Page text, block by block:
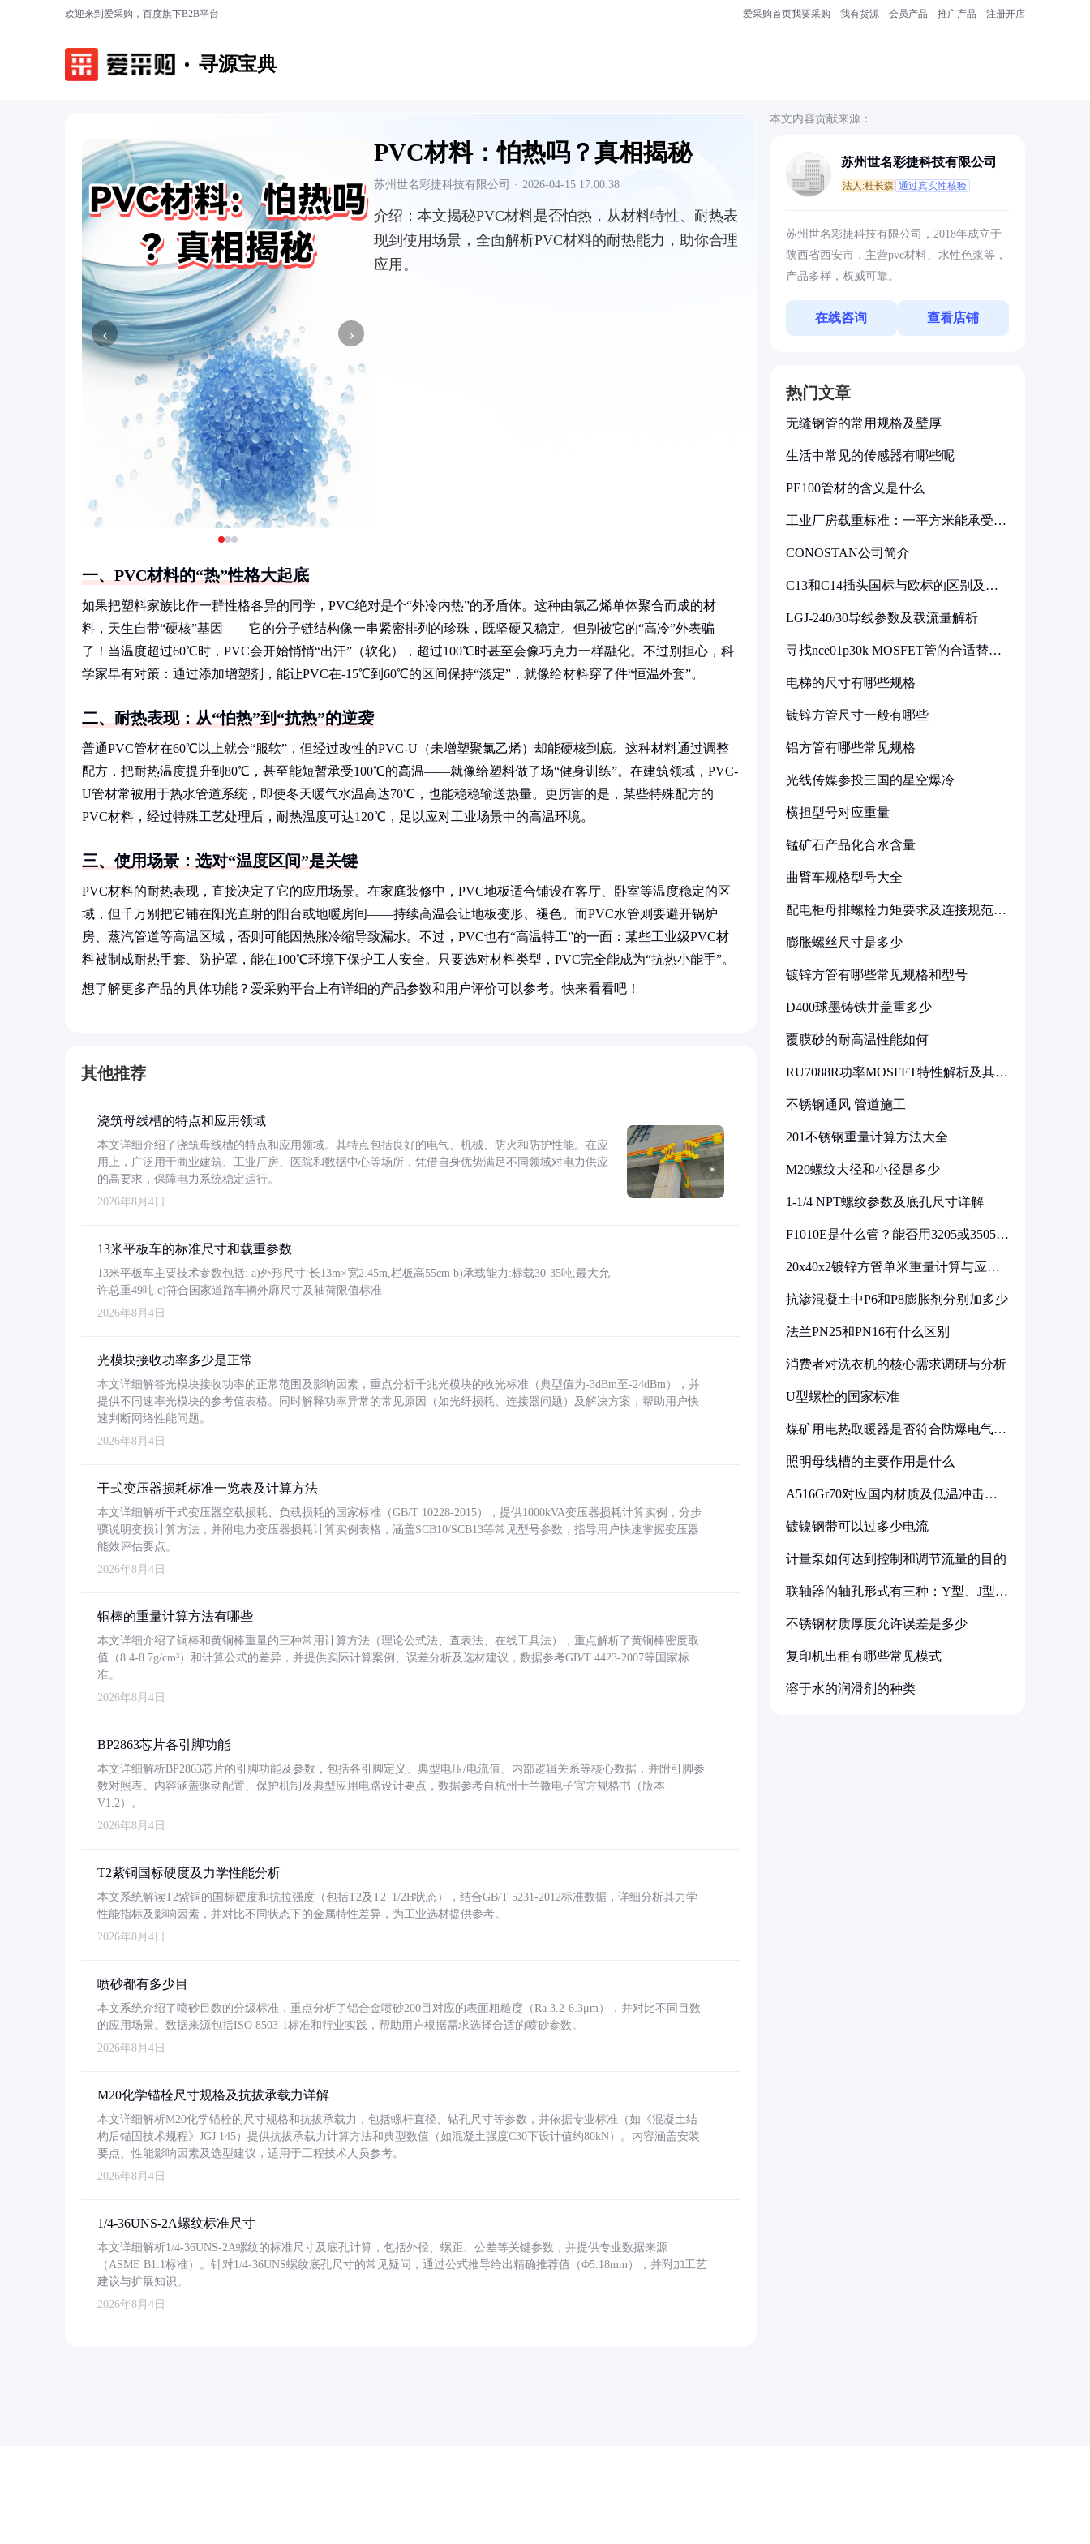
欢迎来到爱采购，百度旗下B2B平台 爱采购首页我要采购 我有货源 会员产品 推广产品 注册开店
寻源宝典
‹ ›
PVC材料：怕热吗？真相揭秘
苏州世名彩捷科技有限公司 · 2026-04-15 17:00:38
介绍： 本文揭秘PVC材料是否怕热，从材料特性、耐热表
现到使用场景，全面解析PVC材料的耐热能力，助你合理
应用。
一、PVC材料的“热”性格大起底
如果把塑料家族比作一群性格各异的同学，PVC绝对是个“外冷内热”的矛盾体。这种由氯乙烯单体聚合而成的材
料，天生自带“硬核”基因——它的分子链结构像一串紧密排列的珍珠，既坚硬又稳定。但别被它的“高冷”外表骗
了！当温度超过60℃时，PVC会开始悄悄“出汗”（软化），超过100℃时甚至会像巧克力一样融化。不过别担心，科
学家早有对策：通过添加增塑剂，能让PVC在-15℃到60℃的区间保持“淡定”，就像给材料穿了件“恒温外套”。
二、耐热表现：从“怕热”到“抗热”的逆袭
普通PVC管材在60℃以上就会“服软”，但经过改性的PVC-U（未增塑聚氯乙烯）却能硬核到底。这种材料通过调整
配方，把耐热温度提升到80℃，甚至能短暂承受100℃的高温——就像给塑料做了场“健身训练”。在建筑领域，PVC-
U管材常被用于热水管道系统，即使冬天暖气水温高达70℃，也能稳稳输送热量。更厉害的是，某些特殊配方的
PVC材料，经过特殊工艺处理后，耐热温度可达120℃，足以应对工业场景中的高温环境。
三、使用场景：选对“温度区间”是关键
PVC材料的耐热表现，直接决定了它的应用场景。在家庭装修中，PVC地板适合铺设在客厅、卧室等温度稳定的区
域，但千万别把它铺在阳光直射的阳台或地暖房间——持续高温会让地板变形、褪色。而PVC水管则要避开锅炉
房、蒸汽管道等高温区域，否则可能因热胀冷缩导致漏水。不过，PVC也有“高温特工”的一面：某些工业级PVC材
料被制成耐热手套、防护罩，能在100℃环境下保护工人安全。只要选对材料类型，PVC完全能成为“抗热小能手”。
想了解更多产品的具体功能？爱采购平台上有详细的产品参数和用户评价可以参考。快来看看吧！
其他推荐
浇筑母线槽的特点和应用领域
本文详细介绍了浇筑母线槽的特点和应用领域。其特点包括良好的电气、机械、防火和防护性能。在应
用上，广泛用于商业建筑、工业厂房、医院和数据中心等场所，凭借自身优势满足不同领域对电力供应
的高要求，保障电力系统稳定运行。
2026年8月4日
13米平板车的标准尺寸和载重参数
13米平板车主要技术参数包括: a)外形尺寸:长13m×宽2.45m,栏板高55cm b)承载能力:标载30-35吨,最大允
许总重49吨 c)符合国家道路车辆外廓尺寸及轴荷限值标准
2026年8月4日
光模块接收功率多少是正常
本文详细解答光模块接收功率的正常范围及影响因素，重点分析千兆光模块的收光标准（典型值为-3dBm至-24dBm），并
提供不同速率光模块的参考值表格。同时解释功率异常的常见原因（如光纤损耗、连接器问题）及解决方案，帮助用户快
速判断网络性能问题。
2026年8月4日
干式变压器损耗标准一览表及计算方法
本文详细解析干式变压器空载损耗、负载损耗的国家标准（GB/T 10228-2015），提供1000kVA变压器损耗计算实例，分步
骤说明变损计算方法，并附电力变压器损耗计算实例表格，涵盖SCB10/SCB13等常见型号参数，指导用户快速掌握变压器
能效评估要点。
2026年8月4日
铜棒的重量计算方法有哪些
本文详细介绍了铜棒和黄铜棒重量的三种常用计算方法（理论公式法、查表法、在线工具法），重点解析了黄铜棒密度取
值（8.4-8.7g/cm³）和计算公式的差异，并提供实际计算案例、误差分析及选材建议，数据参考GB/T 4423-2007等国家标
准。
2026年8月4日
BP2863芯片各引脚功能
本文详细解析BP2863芯片的引脚功能及参数，包括各引脚定义、典型电压/电流值、内部逻辑关系等核心数据，并附引脚参
数对照表。内容涵盖驱动配置、保护机制及典型应用电路设计要点，数据参考自杭州士兰微电子官方规格书（版本
V1.2）。
2026年8月4日
T2紫铜国标硬度及力学性能分析
本文系统解读T2紫铜的国标硬度和抗拉强度（包括T2及T2_1/2H状态），结合GB/T 5231-2012标准数据，详细分析其力学
性能指标及影响因素，并对比不同状态下的金属特性差异，为工业选材提供参考。
2026年8月4日
喷砂都有多少目
本文系统介绍了喷砂目数的分级标准，重点分析了铝合金喷砂200目对应的表面粗糙度（Ra 3.2-6.3μm），并对比不同目数
的应用场景。数据来源包括ISO 8503-1标准和行业实践，帮助用户根据需求选择合适的喷砂参数。
2026年8月4日
M20化学锚栓尺寸规格及抗拔承载力详解
本文详细解析M20化学锚栓的尺寸规格和抗拔承载力，包括螺杆直径、钻孔尺寸等参数，并依据专业标准（如《混凝土结
构后锚固技术规程》JGJ 145）提供抗拔承载力计算方法和典型数值（如混凝土强度C30下设计值约80kN）。内容涵盖安装
要点、性能影响因素及选型建议，适用于工程技术人员参考。
2026年8月4日
1/4-36UNS-2A螺纹标准尺寸
本文详细解析1/4-36UNS-2A螺纹的标准尺寸及底孔计算，包括外径、螺距、公差等关键参数，并提供专业数据来源
（ASME B1.1标准）。针对1/4-36UNS螺纹底孔尺寸的常见疑问，通过公式推导给出精确推荐值（Φ5.18mm），并附加工艺
建议与扩展知识。
2026年8月4日
本文内容贡献来源：
苏州世名彩捷科技有限公司
法人:杜长森 通过真实性核验
苏州世名彩捷科技有限公司，2018年成立于
陕西省西安市，主营pvc材料、水性色浆等，
产品多样，权威可靠。
在线咨询 查看店铺
热门文章
无缝钢管的常用规格及壁厚
生活中常见的传感器有哪些呢
PE100管材的含义是什么
工业厂房载重标准：一平方米能承受多
CONOSTAN公司简介
C13和C14插头国标与欧标的区别及其
LGJ-240/30导线参数及载流量解析
寻找nce01p30k MOSFET管的合适替代
电梯的尺寸有哪些规格
镀锌方管尺寸一般有哪些
铝方管有哪些常见规格
光线传媒参投三国的星空爆冷
横担型号对应重量
锰矿石产品化合水含量
曲臂车规格型号大全
配电柜母排螺栓力矩要求及连接规范详
膨胀螺丝尺寸是多少
镀锌方管有哪些常见规格和型号
D400球墨铸铁井盖重多少
覆膜砂的耐高温性能如何
RU7088R功率MOSFET特性解析及其在
不锈钢通风 管道施工
201不锈钢重量计算方法大全
M20螺纹大径和小径是多少
1-1/4 NPT螺纹参数及底孔尺寸详解
F1010E是什么管？能否用3205或3505代
20x40x2镀锌方管单米重量计算与应用
抗渗混凝土中P6和P8膨胀剂分别加多少
法兰PN25和PN16有什么区别
消费者对洗衣机的核心需求调研与分析
U型螺栓的国家标准
煤矿用电热取暖器是否符合防爆电气设
照明母线槽的主要作用是什么
A516Gr70对应国内材质及低温冲击要
镀镍钢带可以过多少电流
计量泵如何达到控制和调节流量的目的
联轴器的轴孔形式有三种：Y型、J型、
不锈钢材质厚度允许误差是多少
复印机出租有哪些常见模式
溶于水的润滑剂的种类